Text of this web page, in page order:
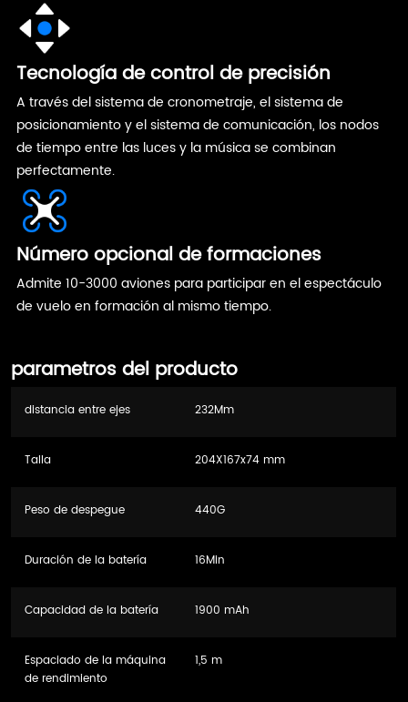
Tecnología de control de precisión
A través del sistema de cronometraje, el sistema de
posicionamiento y el sistema de comunicación, los nodos
de tiempo entre las luces y la música se combinan
perfectamente.
Número opcional de formaciones
Admite 10-3000 aviones para participar en el espectáculo
de vuelo en formación al mismo tiempo.
parametros del producto
distancia entre ejes 232Mm
Talla 204X167x74 mm
Peso de despegue 440G
Duración de la batería 16Min
Capacidad de la batería 1900 mAh
Espaciado de la máquina
de rendimiento
1,5 m